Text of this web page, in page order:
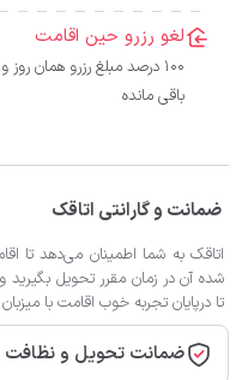
لغو رزرو حین اقامت
باقی مانده
ضمانت و گارانتی اتاقک
اتاقک به شما اطمینان می‌دهد تا
شده آن در زمان مقرر تحویل
تا درپایان تجربه خوب اقامت با
ضمانت تحویل و نظافت